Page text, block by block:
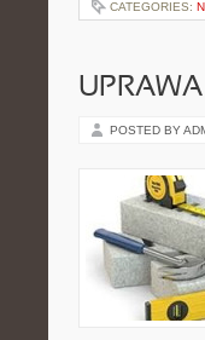
CATEGORIES:
POSTED BY